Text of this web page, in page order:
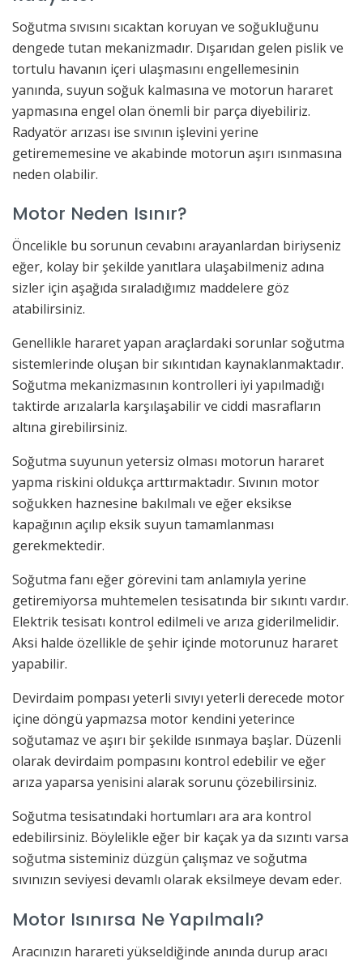
Soğutma sıvısını sıcaktan koruyan ve soğukluğunu
dengede tutan mekanizmadır. Dışarıdan gelen pislik ve
tortulu havanın içeri ulaşmasını engellemesinin
yanında, suyun soğuk kalmasına ve motorun hararet
yapmasına engel olan önemli bir parça diyebiliriz.
Radyatör arızası ise sıvının işlevini yerine
getirememesine ve akabinde motorun aşırı ısınmasına
neden olabilir.
Motor Neden Isınır?
Öncelikle bu sorunun cevabını arayanlardan biriyseniz
eğer, kolay bir şekilde yanıtlara ulaşabilmeniz adına
sizler için aşağıda sıraladığımız maddelere göz
atabilirsiniz.
Genellikle hararet yapan araçlardaki sorunlar soğutma
sistemlerinde oluşan bir sıkıntıdan kaynaklanmaktadır.
Soğutma mekanizmasının kontrolleri iyi yapılmadığı
taktirde arızalarla karşılaşabilir ve ciddi masrafların
altına girebilirsiniz.
Soğutma suyunun yetersiz olması motorun hararet
yapma riskini oldukça arttırmaktadır. Sıvının motor
soğukken haznesine bakılmalı ve eğer eksikse
kapağının açılıp eksik suyun tamamlanması
gerekmektedir.
Soğutma fanı eğer görevini tam anlamıyla yerine
getiremiyorsa muhtemelen tesisatında bir sıkıntı vardır.
Elektrik tesisatı kontrol edilmeli ve arıza giderilmelidir.
Aksi halde özellikle de şehir içinde motorunuz hararet
yapabilir.
Devirdaim pompası yeterli sıvıyı yeterli derecede motor
içine döngü yapmazsa motor kendini yeterince
soğutamaz ve aşırı bir şekilde ısınmaya başlar. Düzenli
olarak devirdaim pompasını kontrol edebilir ve eğer
arıza yaparsa yenisini alarak sorunu çözebilirsiniz.
Soğutma tesisatındaki hortumları ara ara kontrol
edebilirsiniz. Böylelikle eğer bir kaçak ya da sızıntı varsa
soğutma sisteminiz düzgün çalışmaz ve soğutma
sıvınızın seviyesi devamlı olarak eksilmeye devam eder.
Motor Isınırsa Ne Yapılmalı?
Aracınızın harareti yükseldiğinde anında durup aracı